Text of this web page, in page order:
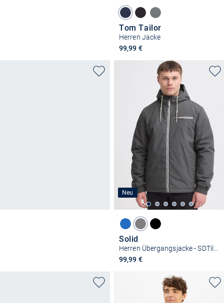
Tom Tailor
Herren Jacke
99,99 €
Neu
Solid
99,99 €